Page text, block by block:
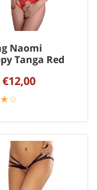
Naomi
Tanga Red
☆☆
★★